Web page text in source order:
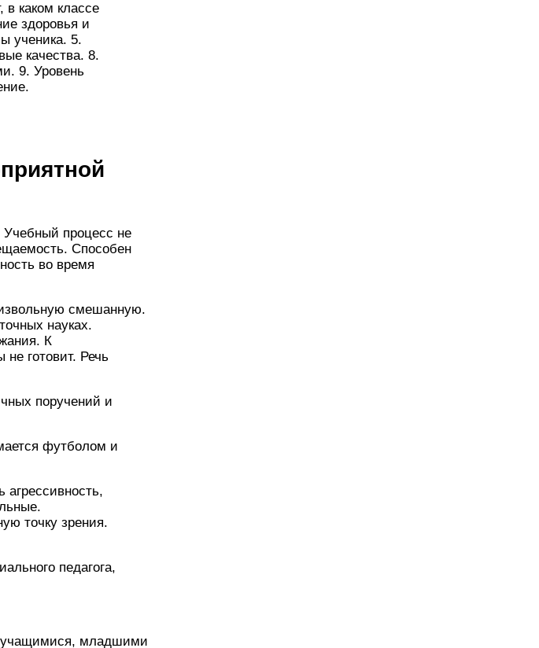
каком классе
здоровья и
ученика. 5.
качества. 8.
9. Уровень
процесс не
Способен
во время
смешанную.
науках.
К
готовит. Речь
поручений и
футболом и
агрессивность,
точку зрения.
педагога,
учащимися, младшими